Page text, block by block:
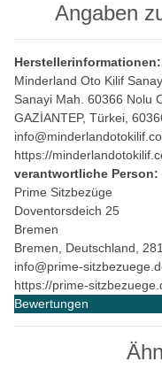
Angaben
Herstellerinformationen:
Minderland Oto Kilif
Sanayi Mah. 60366 Nolu
GAZİANTEP, Türkei,
https://
verantwortliche Person:
Prime Sitzbezüge
Doventorsdeich 25
Bremen
Bremen, Deutschland,
info@prime-
https://prime-
Bewertungen